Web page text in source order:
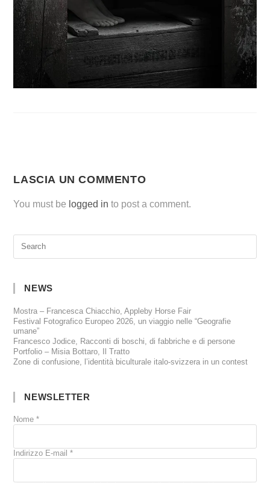
LASCIA UN COMMENTO
You must be logged in to post a comment.
NEWS
Mostra – Francesca Chiacchio, Appleby Horse Fair
Festival Fotografico Europeo 2026, un viaggio nelle “Geografie
umane”
Francesco Jodice, Racconti di boschi, di fabbriche e di persone
Portfolio – Misia Bottaro, Il Tratto
Zone di confusione, l’identità biculturale italo-svizzera in un contest
NEWSLETTER
Nome*
Indirizzo E-mail*